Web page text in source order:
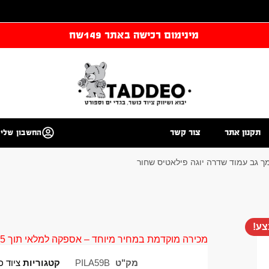
מינימום רכישה באתר 149שח
תקנון אתר צור קשר החשבון שלי
מכירה מוקדמת במחיר מיוחד – אספקה למלאי תוך 5 ימי עסקים
מק"ט PILA59B קטגוריות ציוד